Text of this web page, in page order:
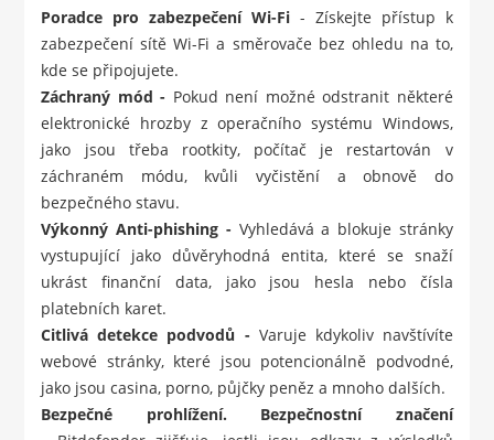
Poradce pro zabezpečení Wi-Fi - Získejte přístup k
zabezpečení sítě Wi-Fi a směrovače bez ohledu na to,
kde se připojujete.
Záchraný mód - Pokud není možné odstranit některé
elektronické hrozby z operačního systému Windows,
jako jsou třeba rootkity, počítač je restartován v
záchraném módu, kvůli vyčistění a obnově do
bezpečného stavu.
Výkonný Anti-phishing - Vyhledává a blokuje stránky
vystupující jako důvěryhodná entita, které se snaží
ukrást finanční data, jako jsou hesla nebo čísla
platebních karet.
Citlivá detekce podvodů - Varuje kdykoliv navštívíte
webové stránky, které jsou potencionálně podvodné,
jako jsou casina, porno, půjčky peněz a mnoho dalších.
Bezpečné prohlížení. Bezpečnostní značení